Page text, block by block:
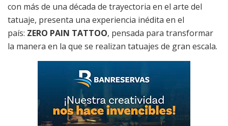
con más de una década de trayectoria en el arte del
tatuaje, presenta una experiencia inédita en el
país: ZERO PAIN TATTOO, pensada para transformar
la manera en la que se realizan tatuajes de gran escala.